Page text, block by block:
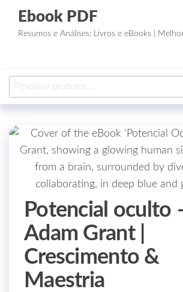
Ebook PDF
Resumos e Análises: Livros e eBooks |
Potencial oculto
Adam Grant |
Crescimento &
Maestria